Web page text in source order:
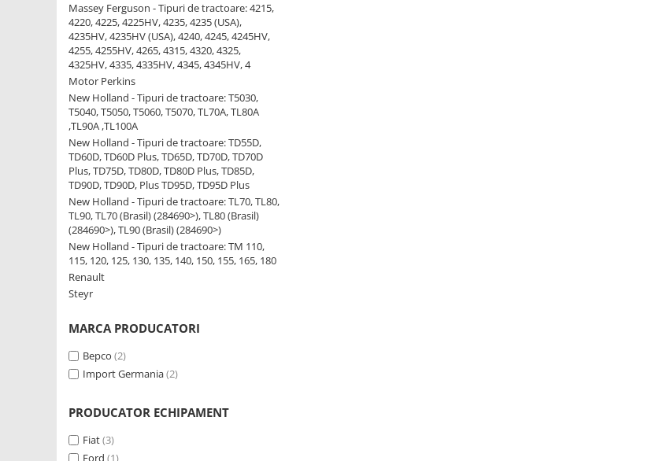
1.7.5. O-ring frana
1.8. Transmisie
1.8.1. Prize de putere
1.8.2. Cutii viteze
1.8.3. Ambreiaje
1.8.4. Transmisie punte spate
1.8.5. Transmisie punte fața 2 WD
1.8.6. Transmisie punte fața 4 WD
1.8.7. Direcție
1.8.8. Cabluri ambreiaj și
1.8.9. Pompe ambreiaj
1.8.10. Volante
Massey Ferguson - Tipuri de tractoare: 4215,
4220, 4225, 4225HV, 4235, 4235 (USA),
4235HV, 4235HV (USA), 4240, 4245, 4245HV,
4255, 4255HV, 4265, 4315, 4320, 4325,
4325HV, 4335, 4335HV, 4345, 4345HV, 4
Motor Perkins
New Holland - Tipuri de tractoare: T5030,
T5040, T5050, T5060, T5070, TL70A, TL80A
,TL90A ,TL100A
New Holland - Tipuri de tractoare: TD55D,
TD60D, TD60D Plus, TD65D, TD70D, TD70D
Plus, TD75D, TD80D, TD80D Plus, TD85D,
TD90D, TD90D, Plus TD95D, TD95D Plus
New Holland - Tipuri de tractoare: TL70, TL80,
TL90, TL70 (Brasil) (284690>), TL80 (Brasil)
(284690>), TL90 (Brasil) (284690>)
New Holland - Tipuri de tractoare: TM 110,
115, 120, 125, 130, 135, 140, 150, 155, 165, 180
Renault
Steyr
MARCA PRODUCATORI
Bepco (2)
Import Germania(2)
PRODUCATOR ECHIPAMENT
Fiat(3)
Ford (1)